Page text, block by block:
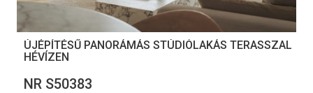
ÚJÉPÍTÉSŰ PANORÁMÁS STÚDIÓLAKÁS TERASSZAL
HÉVÍZEN
NR S50383